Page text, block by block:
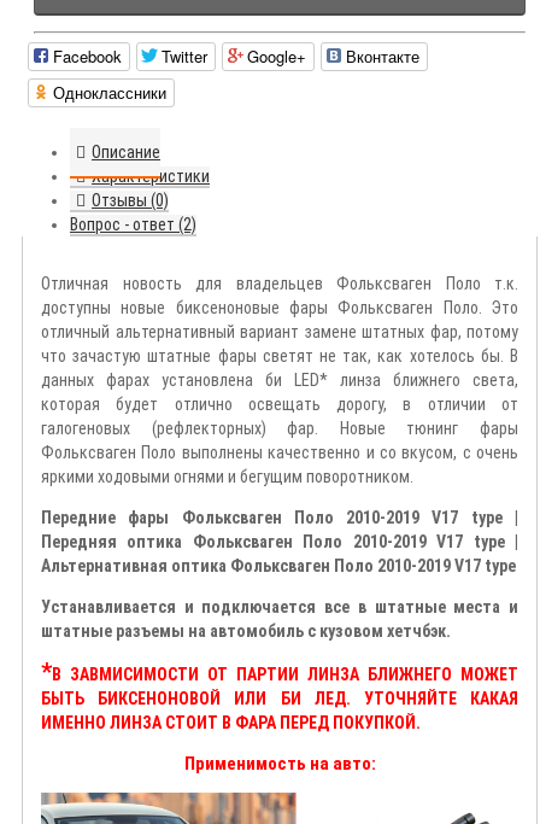
Facebook Twitter Google+
Вконтакте
Одноклассники
Описание
Характеристики
Отзывы (0)
Вопрос - ответ (2)
Отличная новость для владельцев Фольксваген Поло т.к.
доступны новые биксеноновые фары Фольксваген Поло. Это
отличный альтернативный вариант замене штатных фар, потому
что зачастую штатные фары светят не так, как хотелось бы. В
данных фарах установлена би LED* линза ближнего света,
которая будет отлично освещать дорогу, в отличии от
галогеновых (рефлекторных) фар. Новые тюнинг фары
Фольксваген Поло выполнены качественно и со вкусом, с очень
яркими ходовыми огнями и бегущим поворотником.
Передние фары Фольксваген Поло 2010-2019 V17 type |
Передняя оптика Фольксваген Поло 2010-2019 V17 type |
Альтернативная оптика Фольксваген Поло 2010-2019 V17 type
Устанавливается и подключается все в штатные места и
штатные разъемы на автомобиль с кузовом хетчбэк.
*В ЗАВМИСИМОСТИ ОТ ПАРТИИ ЛИНЗА БЛИЖНЕГО МОЖЕТ
БЫТЬ БИКСЕНОНОВОЙ ИЛИ БИ ЛЕД. УТОЧНЯЙТЕ КАКАЯ
ИМЕННО ЛИНЗА СТОИТ В ФАРА ПЕРЕД ПОКУПКОЙ.
Применимость на авто: